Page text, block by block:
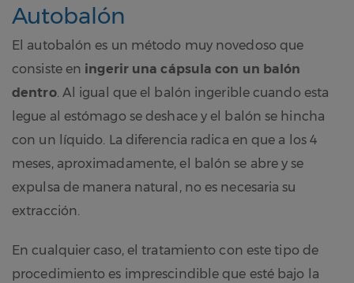
Autobalón
El autobalón es un método muy novedoso que
consiste en ingerir una cápsula con un balón
dentro. Al igual que el balón ingerible cuando esta
legue al estómago se deshace y el balón se hincha
con un líquido. La diferencia radica en que a los 4
meses, aproximadamente, el balón se abre y se
expulsa de manera natural, no es necesaria su
extracción.
En cualquier caso, el tratamiento con este tipo de
procedimiento es imprescindible que esté bajo la